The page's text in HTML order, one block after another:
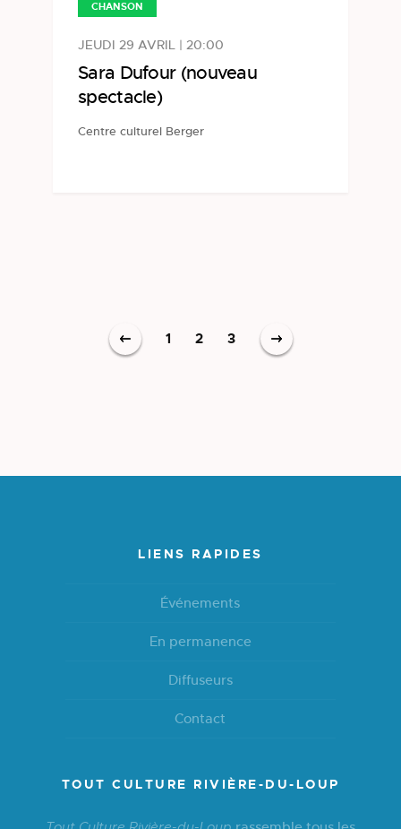
CHANSON
JEUDI 29 AVRIL | 20:00
Sara Dufour (nouveau
spectacle)
Centre culturel Berger
1 2 3
LIENS RAPIDES
Événements
En permanence
Diffuseurs
Contact
TOUT CULTURE RIVIÈRE-DU-LOUP